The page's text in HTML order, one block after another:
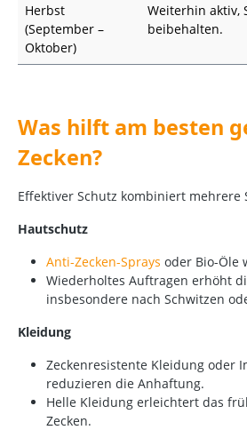
Herbst
(September –
Oktober)
Weiterhin aktiv,
beibehalten.
Was hilft am besten
Zecken?
Effektiver Schutz kombiniert mehrere
Hautschutz
Anti-Zecken-Sprays oder Bio-Öle
Wiederholtes Auftragen erhöht
insbesondere nach Schwitzen
Kleidung
Zeckenresistente Kleidung oder
reduzieren die Anhaftung.
Helle Kleidung erleichtert das
Zecken.